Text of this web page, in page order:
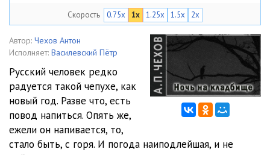
Скорость 0.75x 1x 1.25x 1.5x 2x
Автор: Чехов Антон
Исполняет: Василевский Пётр
Русский человек редко
радуется такой чепухе, как
новый год. Разве что, есть
повод напиться. Опять же,
ежели он напивается, то,
стало быть, с горя. И погода наиподлейшая, и не